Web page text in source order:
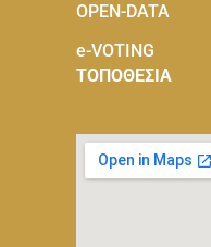
OPEN-DATA
e-VOTING
ΤΟΠΟΘΕΣΙΑ